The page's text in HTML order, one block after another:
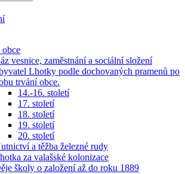
vesnice, zaměstnání a sociální složení
Lhotky podle dochovaných pramenů po
trvání obce.
14.-16. století
17. století
18. století
19. století
20. století
a těžba železné rudy
za valašské kolonizace
školy o založení až do roku 1889